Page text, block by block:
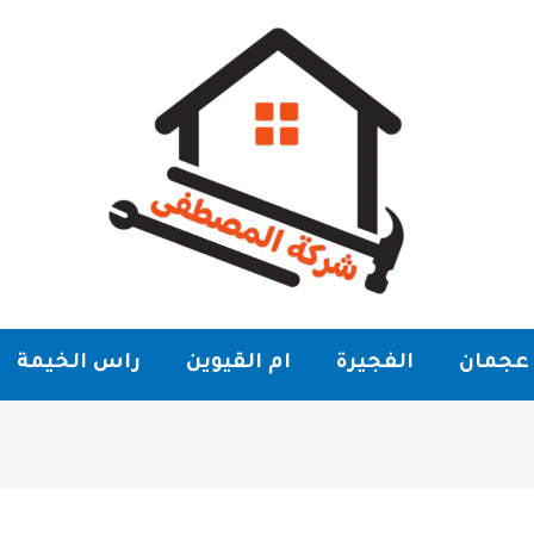
عجمان الفجيرة ام القيوين راس الخيمة